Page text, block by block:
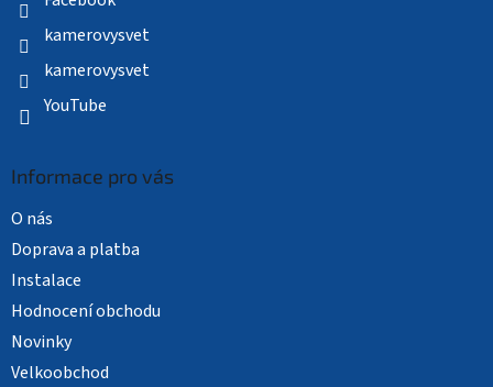
kamerovysvet
kamerovysvet
YouTube
Informace pro vás
O nás
Doprava a platba
Instalace
Hodnocení obchodu
Novinky
Velkoobchod